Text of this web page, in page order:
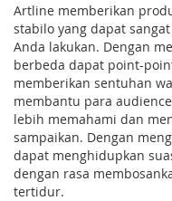
Artline memberikan
stabilo yang dapat
Anda lakukan. Dengan
berbeda dapat point-
memberikan sentuhan
membantu para
lebih memahami dan
sampaikan. Dengan
dapat menghidupkan
dengan rasa
tertidur.